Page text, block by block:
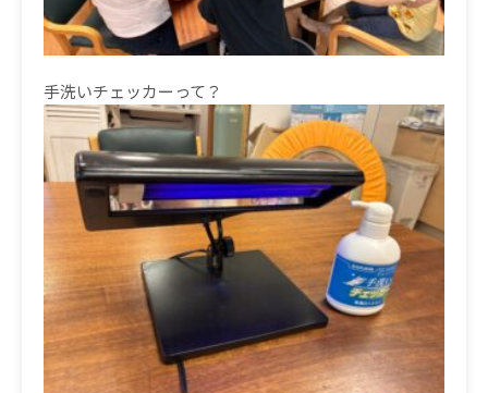
手洗いチェッカーって？